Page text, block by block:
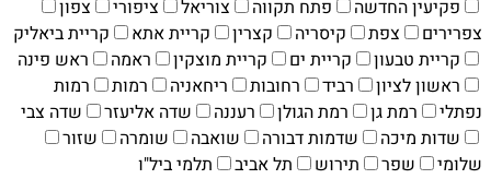
פקיעין החדשה
פתח תקווה צוריאל ציפורי
צפון
צפרירים
צפת קיסריה קצרין קריית אתא
קריית ביאליק
קריית טבעון
קריית ים‏ קריית מוצקין ראמה
ראש פינה
ראשון לציון
רביד רחובות ריחאניה רמות
רמות
נפתלי
רמת גן רמת הגולן רעננה שדה אליעזר
שדה צבי
שדות מיכה
שדמות דבורה שואבה שומרה
שזור
שלומי
שפר תירוש תל אביב תלמי ביל"ו